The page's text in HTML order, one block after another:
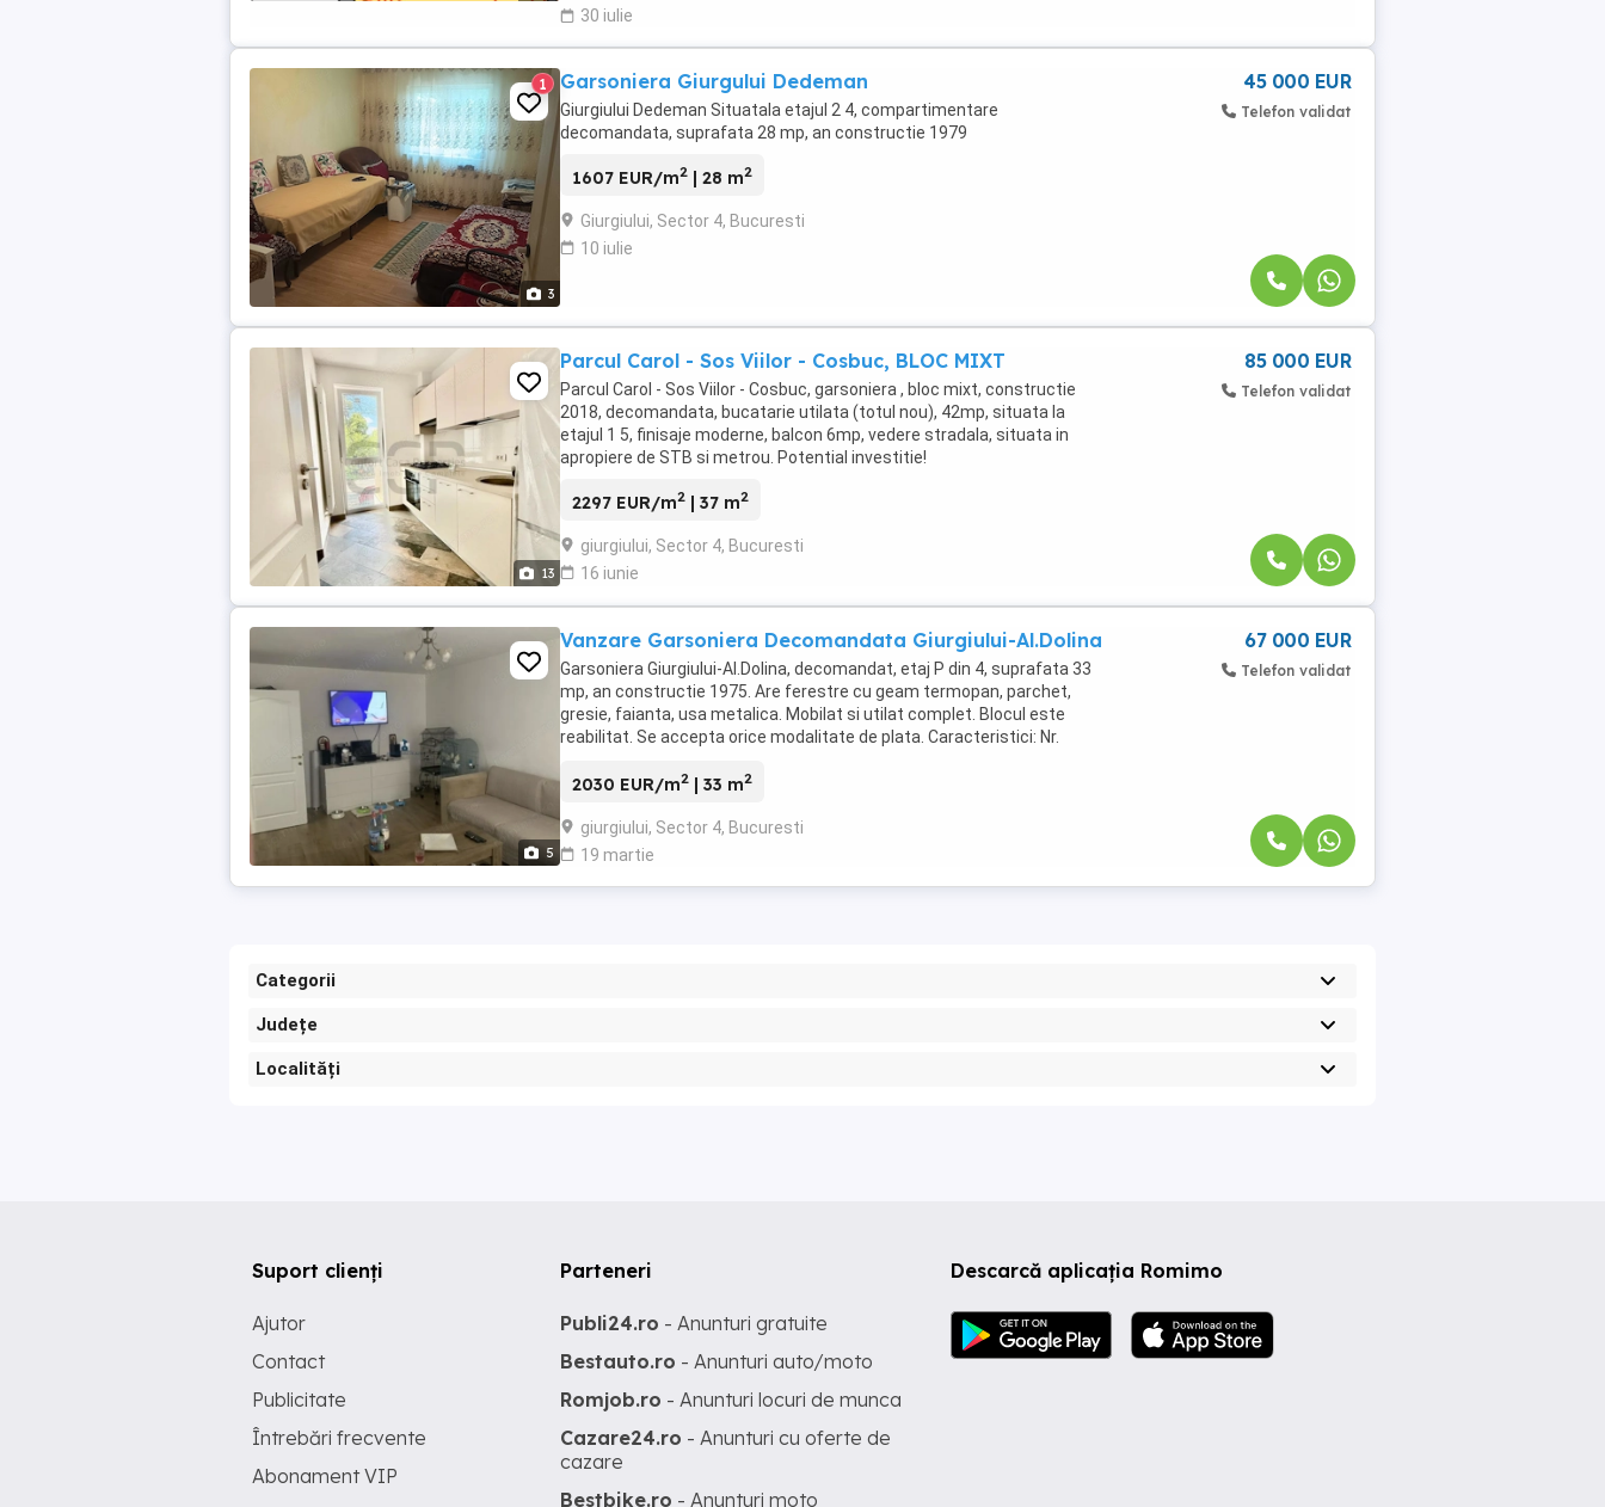
30 iulie
3
1 Garsoniera Giurgului Dedeman
Giurgiului Dedeman Situatala etajul 2 4, compartimentare
decomandata, suprafata 28 mp, an constructie 1979
1607 EUR/m2 | 28 m2
Giurgiului, Sector 4, Bucuresti
10 iulie
45 000 EUR
Telefon validat
13
Parcul Carol - Sos Viilor - Cosbuc, BLOC MIXT
Parcul Carol - Sos Viilor - Cosbuc, garsoniera , bloc mixt, constructie
2018, decomandata, bucatarie utilata (totul nou), 42mp, situata la
etajul 1 5, finisaje moderne, balcon 6mp, vedere stradala, situata in
apropiere de STB si metrou. Potential investitie!
2297 EUR/m2 | 37 m2
giurgiului, Sector 4, Bucuresti
16 iunie
85 000 EUR
Telefon validat
5
Vanzare Garsoniera Decomandata Giurgiului-Al.Dolina
Garsoniera Giurgiului-Al.Dolina, decomandat, etaj P din 4, suprafata 33
mp, an constructie 1975. Are ferestre cu geam termopan, parchet,
gresie, faianta, usa metalica. Mobilat si utilat complet. Blocul este
reabilitat. Se accepta orice modalitate de plata. Caracteristici: Nr.
2030 EUR/m2 | 33 m2
giurgiului, Sector 4, Bucuresti
19 martie
67 000 EUR
Telefon validat
Categorii
Județe
Localități
Descarcă aplicația Romimo
Suport clienți
Ajutor
Contact
Publicitate
Întrebări frecvente
Abonament VIP
Parteneri
Publi24.ro - Anunturi gratuite
Bestauto.ro - Anunturi auto/moto
Romjob.ro - Anunturi locuri de munca
Cazare24.ro - Anunturi cu oferte de
cazare
Bestbike.ro - Anunturi moto